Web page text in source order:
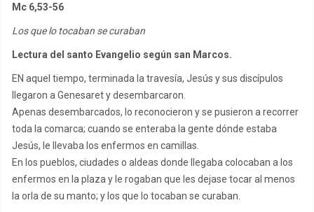
Mc 6,53-56
Los que lo tocaban se curaban
Lectura del santo Evangelio según san Marcos.
EN aquel tiempo, terminada la travesía, Jesús y sus discípulos
llegaron a Genesaret y desembarcaron.
Apenas desembarcados, lo reconocieron y se pusieron a recorrer
toda la comarca; cuando se enteraba la gente dónde estaba
Jesús, le llevaba los enfermos en camillas.
En los pueblos, ciudades o aldeas donde llegaba colocaban a los
enfermos en la plaza y le rogaban que les dejase tocar al menos
la orla de su manto; y los que lo tocaban se curaban.